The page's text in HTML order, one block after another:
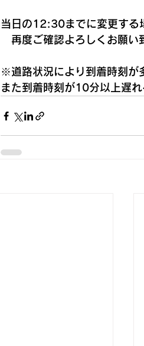
当日の12:30までに変更する
再度ご確認よろしくお願い
※道路状況により到着時刻が
また到着時刻が10分以上遅